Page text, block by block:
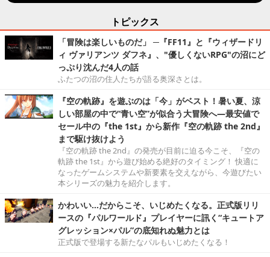
トピックス
「冒険は楽しいものだ」 ─『FF11』と『ウィザードリ
ィ ヴァリアンツ ダフネ』、"優しくないRPG"の沼にど
っぷり沈んだ4人の話
ふたつの沼の住人たちが語る奥深さとは。
『空の軌跡』を遊ぶのは「今」がベスト！暑い夏、涼
しい部屋の中で“青い空”が似合う大冒険へ―最安値で
セール中の『the 1st』から新作『空の軌跡 the 2nd』
まで駆け抜けよう
『空の軌跡 the 2nd』の発売が目前に迫る今こそ、『空の
軌跡 the 1st』から遊び始める絶好のタイミング！ 快適に
なったゲームシステムや新要素を交えながら、今遊びたい
本シリーズの魅力を紹介します。
かわいい…だからこそ、いじめたくなる。正式版リリ
ースの『パルワールド』プレイヤーに訊く“キュートア
グレッション×パル”の底知れぬ魅力とは
正式版で登場する新たなパルもいじめたくなる！